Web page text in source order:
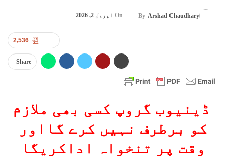
By Arshad Chaudhary
On اپریل 2, 2026
2,536
Share
ڈینیوب گروپ کسی بھی ملازم
کو برطرف نہیں کرے گااور
وقت پر تنخواہ اداکریگا